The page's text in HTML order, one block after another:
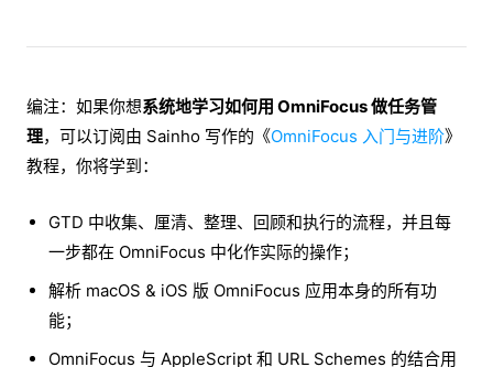
编注：如果你想系统地学习如何用 OmniFocus 做任务管
理，可以订阅由 Sainho 写作的《OmniFocus 入门与进阶》
教程，你将学到：
GTD 中收集、厘清、整理、回顾和执行的流程，并且每
一步都在 OmniFocus 中化作实际的操作；
解析 macOS & iOS 版 OmniFocus 应用本身的所有功
能；
OmniFocus 与 AppleScript 和 URL Schemes 的结合用